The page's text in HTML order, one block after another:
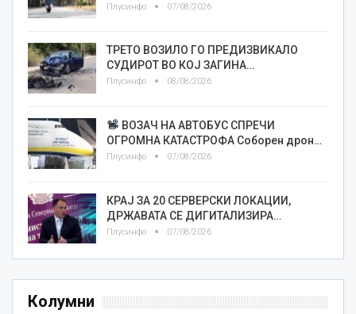
Плусинфо 07/08/2026
ТРЕТО ВОЗИЛО ГО ПРЕДИЗВИКАЛО
СУДИРОТ ВО КОЈ ЗАГИНА…
Плусинфо 08/08/2026
ВОЗАЧ НА АВТОБУС СПРЕЧИ
ОГРОМНА КАТАСТРОФА Соборен дрон…
Плусинфо 07/08/2026
КРАЈ ЗА 20 СЕРВЕРСКИ ЛОКАЦИИ,
ДРЖАВАТА СЕ ДИГИТАЛИЗИРА…
Плусинфо 07/08/2026
Колумни